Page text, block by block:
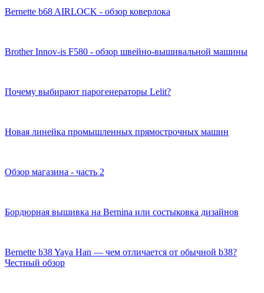
Bernette b68 AIRLOCK - обзор коверлока
Brother Innov-is F580 - обзор швейно-вышивальной машины
Почему выбирают парогенераторы Lelit?
Новая линейка промышленных прямострочных машин
Обзор магазина - часть 2
Бордюрная вышивка на Bernina или состыковка дизайнов
Bernette b38 Yaya Han — чем отличается от обычной b38?
Честный обзор